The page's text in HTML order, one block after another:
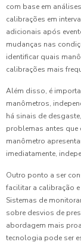
com base em
calibrações em
adicionais após
mudanças nas
identificar quais
calibrações mais
Além disso, é
manômetros,
há sinais de
problemas antes que
manômetro
imediatamente,
Outro ponto a ser
facilitar a calibração
Sistemas de
sobre desvios de
abordagem mais
tecnologia pode ser